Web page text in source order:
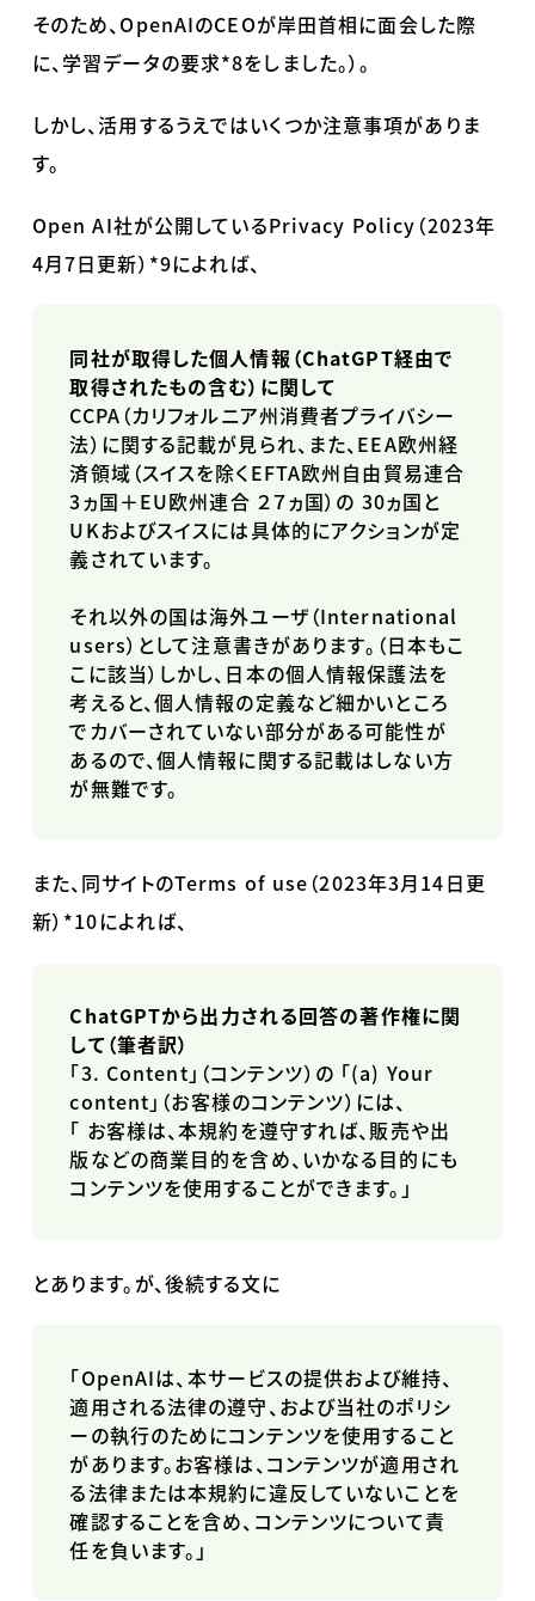
そのため、 OpenAIのCEOが岸田首相に面会した際
に、学習データの要求*8をしました。）。
しかし、活用するうえではいくつか注意事項がありま
す。
Open AI社が公開しているPrivacy Policy （2023年
4月7日更新） *9によれば、
同社が取得した個人情報（ChatGPT経由で
取得されたもの含む）に関して
CCPA（カリフォルニア州消費者プライバシー
法）に関する記載が見られ、また、 EEA欧州経
済領域（スイスを除くEFTA欧州自由貿易連合
3ヵ国＋EU欧州連合 ２７ヵ国）の 30ヵ国と
UKおよびスイスには具体的にアクションが定
義されています。
それ以外の国は海外ユーザ（International
users）として注意書きがあります。（日本もこ
こに該当）しかし、日本の個人情報保護法を
考えると、個人情報の定義など細かいところ
でカバーされていない部分がある可能性が
あるので、個人情報に関する記載はしない方
が無難です。
また、同サイトのTerms of use （2023年3月14日更
新） *10によれば、
ChatGPTから出力される回答の著作権に関
して（筆者訳）
「3. Content 」（コンテンツ）の 「(a) Your
content 」（お客様のコンテンツ）には、
「 お客様は、本規約を遵守すれば、販売や出
版などの商業目的を含め、いかなる目的にも
コンテンツを使用することができます。」
とあります。が、後続する文に
「OpenAIは、本サービスの提供および維持、
適用される法律の遵守、および当社のポリシ
ーの執行のためにコンテンツを使用すること
があります。お客様は、コンテンツが適用され
る法律または本規約に違反していないことを
確認することを含め、コンテンツについて責
任を負います。」